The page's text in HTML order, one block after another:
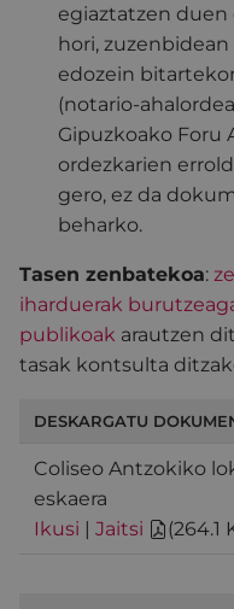
egiaztatzen duen
hori,
edozein
(notario-
Gipuzkoako Foru
ordezkarien
gero, ez da
beharko.
Tasen zenbatekoa:
iharduerak
publikoak arautzen
tasak kontsulta
DESKARGATU
Coliseo Antzokiko
eskaera
Ikusi | Jaitsi (264.1